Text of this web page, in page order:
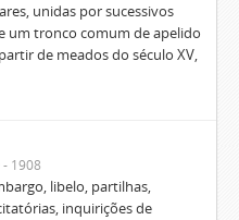
unidas por sucessivos
um tronco comum de apelido
de meados do século XV,
- 1908
libelo, partilhas,
inquirições de